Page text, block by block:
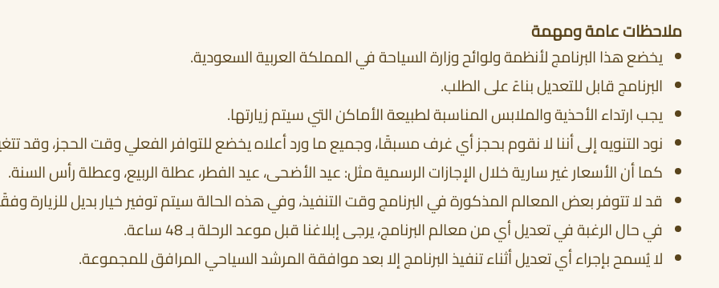
ملاحظات عامة ومهمة
يخضع هذا البرنامج لأنظمة ولوائح وزارة السياحة في المملكة العربية السعودية.
البرنامج قابل للتعديل بناءً على الطلب.
يجب ارتداء الأحذية والملابس المناسبة لطبيعة الأماكن التي سيتم زيارتها.
نود التنويه إلى أننا لا نقوم بحجز أي غرف مسبقًا، وجميع ما ورد أعلاه يخضع للتوافر الفعلي وقت الحجز، وقد
كما أن الأسعار غير سارية خلال الإجازات الرسمية مثل: عيد الأضحى، عيد الفطر، عطلة الربيع، وعطلة رأس السنة.
قد لا تتوفر بعض المعالم المذكورة في البرنامج وقت التنفيذ، وفي هذه الحالة سيتم توفير خيار بديل للزيارة
في حال الرغبة في تعديل أي من معالم البرنامج، يرجى إبلاغنا قبل موعد الرحلة بـ 48 ساعة.
لا يُسمح بإجراء أي تعديل أثناء تنفيذ البرنامج إلا بعد موافقة المرشد السياحي المرافق للمجموعة.